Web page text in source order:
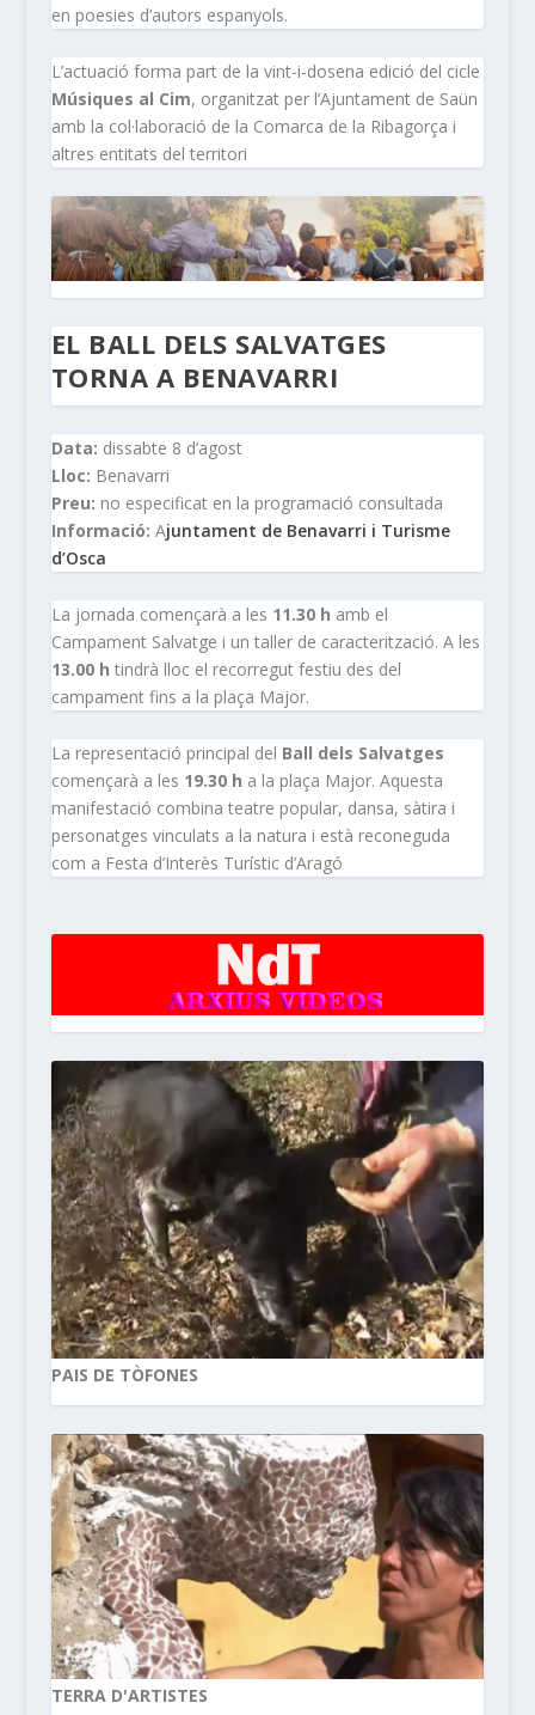
en poesies d’autors espanyols.
L’actuació forma part de la vint-i-dosena edició del cicle
Músiques al Cim, organitzat per l’Ajuntament de Saün
amb la col·laboració de la Comarca de la Ribagorça i
altres entitats del territori
EL BALL DELS SALVATGES
TORNA A BENAVARRI
Data: dissabte 8 d’agost
Lloc: Benavarri
Preu: no especificat en la programació consultada
Informació: Ajuntament de Benavarri i Turisme
d’Osca
La jornada començarà a les 11.30 h amb el
Campament Salvatge i un taller de caracterització. A les
13.00 h tindrà lloc el recorregut festiu des del
campament fins a la plaça Major.
La representació principal del Ball dels Salvatges
començarà a les 19.30 h a la plaça Major. Aquesta
manifestació combina teatre popular, dansa, sàtira i
personatges vinculats a la natura i està reconeguda
com a Festa d’Interès Turístic d’Aragó
PAIS DE TÒFONES
TERRA D'ARTISTES